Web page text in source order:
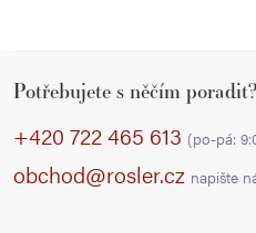
Potřebujete s něčím poradit?
+420 722 465 613 (po-pá:
obchod@rosler.cz napište